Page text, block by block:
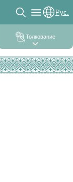
Рус.
Толкование